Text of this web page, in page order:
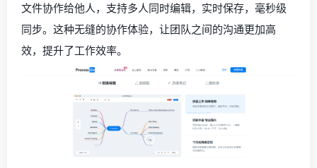
文件协作给他人，支持多人同时编辑，实时保存，毫秒级
同步。这种无缝的协作体验，让团队之间的沟通更加高
效，提升了工作效率。